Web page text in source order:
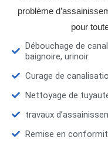
problème
pour
Débouchage de
baignoire, urinoir.
Curage de
Nettoyage de
travaux
Remise en